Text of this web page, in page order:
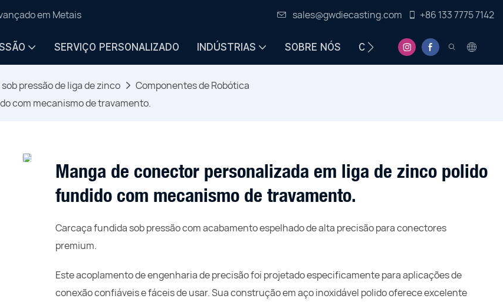
em Metais sales@gwdiecasting.com +86 133 7775 7142
SERVIÇO PERSONALIZADO INDÚSTRIAS SOBRE NÓS CENTRO DE INFORMAÇÕES
pressão de liga de zinco
Componentes de Robótica
com mecanismo de travamento.
Manga de conector personalizada em liga de zinco polido
fundido com mecanismo de travamento.
Carcaça fundida sob pressão com acabamento espelhado de alta precisão para conectores
premium.
Este acoplamento de engenharia de precisão foi projetado especificamente para aplicações de
conexão confiáveis ​​e fáceis de usar. Sua construção em aço inoxidável polido oferece excelente